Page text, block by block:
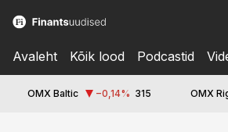
Avaleht Kõik lood Podcastid
OMX Baltic −0,14% 315 OMX